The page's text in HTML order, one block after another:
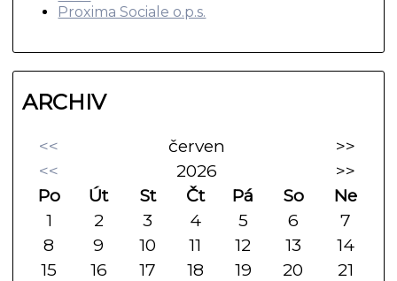
Proxima Sociale o.p.s.
ARCHIV
<< červen
>>
<<
2026
>>
Po
Út St Čt Pá So
Ne
1
2 3 4 5 6
7
8
9 10 11 12 13
14
15
16 17 18 19 20
21